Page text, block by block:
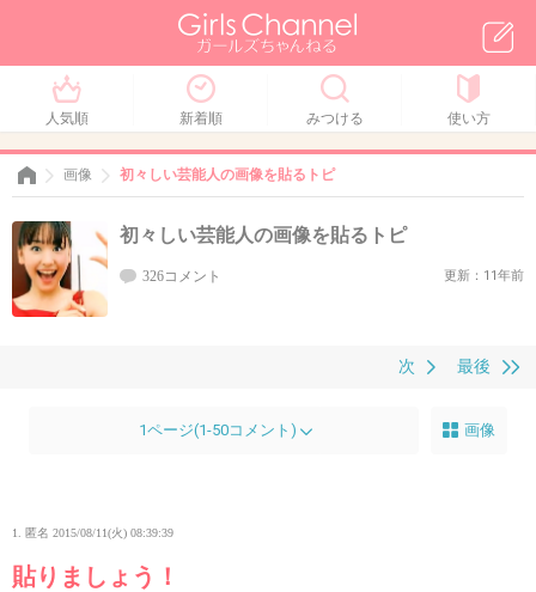
人気順 新着順 みつける 使い方
画像 初々しい芸能人の画像を貼るトピ
初々しい芸能人の画像を貼るトピ
326コメント 更新：11年前
最後
次
1ページ(1-50コメント) 画像
1. 匿名 2015/08/11(火) 08:39:39
貼りましょう！